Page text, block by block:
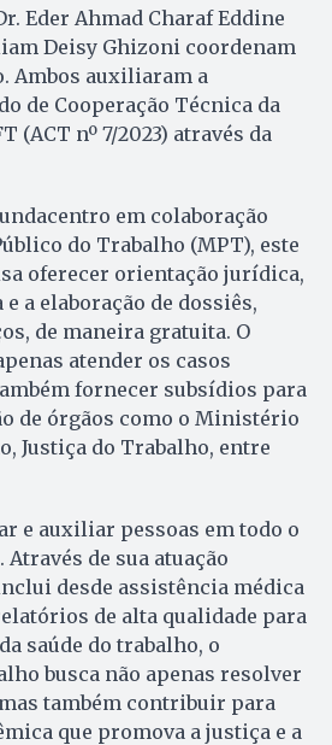
Eder Ahmad Charaf Eddine
Deisy Ghizoni coordenam
Ambos auxiliaram a
de Cooperação Técnica da
(ACT nº 7/2023) através da
em colaboração
do Trabalho (MPT), este
oferecer orientação jurídica,
a elaboração de dossiês,
de maneira gratuita. O
atender os casos
fornecer subsídios para
de órgãos como o Ministério
Justiça do Trabalho, entre
e auxiliar pessoas em todo o
de sua atuação
desde assistência médica
de alta qualidade para
saúde do trabalho, o
busca não apenas resolver
também contribuir para
que promova a justiça e a